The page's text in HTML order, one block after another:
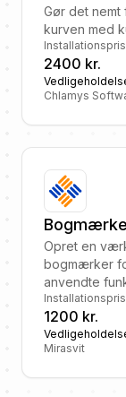
Gør det
kurven med
Installationspris
2400 kr.
Chlamys
Opret en
bogmærker
anvendte
Installationspris
1200 kr.
Mirasvit